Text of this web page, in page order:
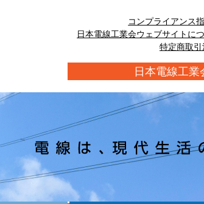
コンプライアンス
日本電線工業会ウェブサイトに
特定商取
日本電線工業